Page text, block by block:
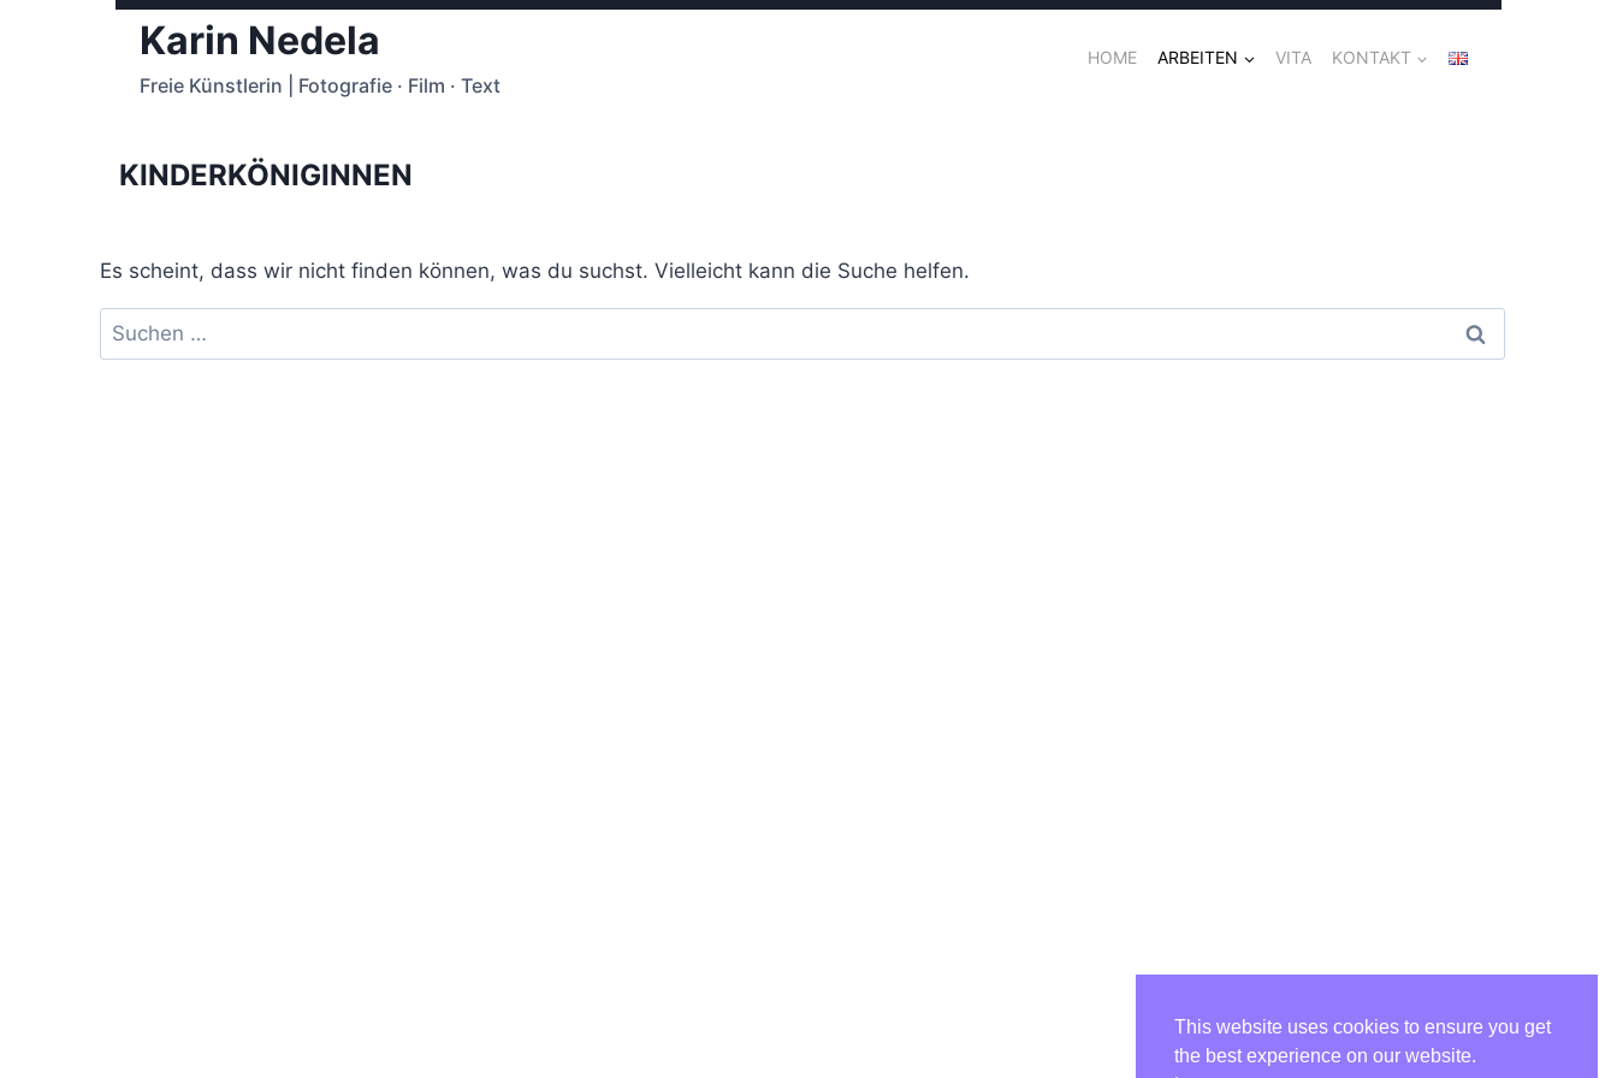
Karin Nedela
Freie Künstlerin | Fotografie · Film · Text
HOME ARBEITEN VITA KONTAKT
KINDERKÖNIGINNEN
Es scheint, dass wir nicht finden können, was du suchst. Vielleicht kann die Suche helfen.
Suchen
nach:
This website uses cookies to ensure you get
the best experience on our website.